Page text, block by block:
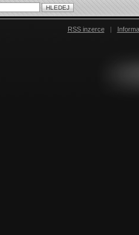
RSS inzerce |